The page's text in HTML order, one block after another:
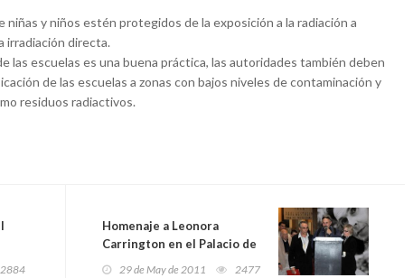
y niños estén protegidos de la exposición a la radiación a
irradiación directa.
las escuelas es una buena práctica, las autoridades también deben
de las escuelas a zonas con bajos niveles de contaminación y
residuos radiactivos.
2884
Homenaje a Leonora
Carrington en el Palacio de
Bellas Artes de México
29 de May de 2011 2477